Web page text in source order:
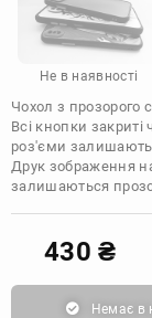
Не в наявності
Чохол з прозорого
Всі кнопки
роз'єми
Друк зображення
залишаються
430₴
Немає в